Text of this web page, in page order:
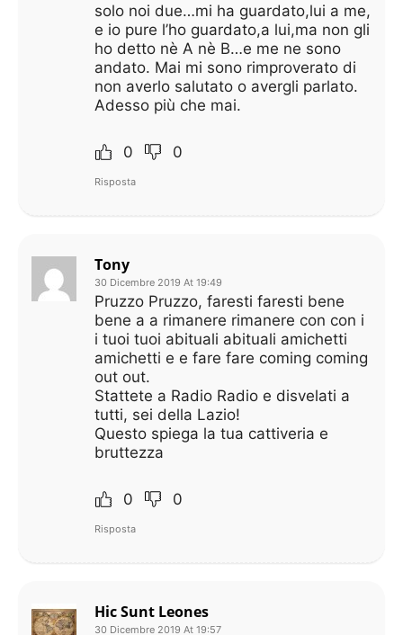
solo noi due…mi ha guardato,lui a me,
e io pure l’ho guardato,a lui,ma non gli
ho detto nè A nè B…e me ne sono
andato. Mai mi sono rimproverato di
non averlo salutato o avergli parlato.
Adesso più che mai.
0 0
Risposta
Tony
30 Dicembre 2019 At 19:49
Pruzzo Pruzzo, faresti faresti bene
bene a a rimanere rimanere con con i
i tuoi tuoi abituali abituali amichetti
amichetti e e fare fare coming coming
out out.
Stattete a Radio Radio e disvelati a
tutti, sei della Lazio!
Questo spiega la tua cattiveria e
bruttezza
0 0
Risposta
Hic Sunt Leones
30 Dicembre 2019 At 19:57